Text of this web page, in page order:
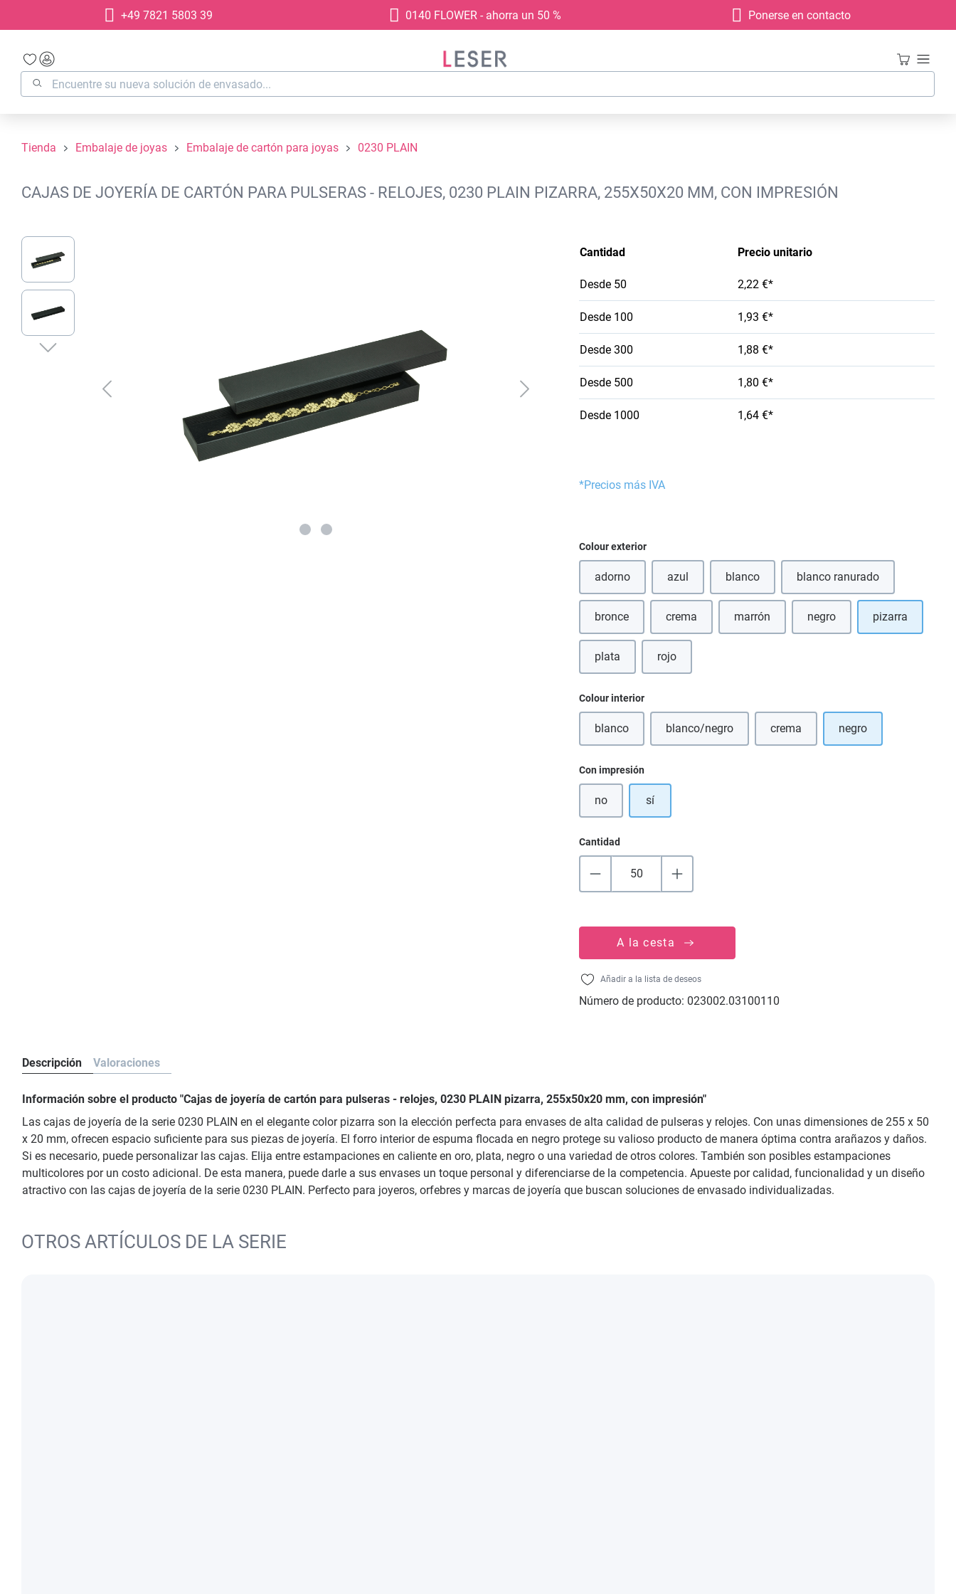
Saltar a la navegación principal
+49 7821 5803 39 0140 FLOWER - ahorra un 50 % Ponerse en contacto
Tienda Embalaje de joyas Embalaje de cartón para joyas 0230 PLAIN
CAJAS DE JOYERÍA DE CARTÓN PARA PULSERAS - RELOJES, 0230 PLAIN PIZARRA, 255X50X20 MM, CON IMPRESIÓN
Omitir galería de imágenes
Cantidad Precio unitario
Desde 50 2,22 €*
Desde 100 1,93 €*
Desde 300 1,88 €*
Desde 500 1,80 €*
Desde 1000 1,64 €*
*Precios más IVA
Seleccione
Colour exterior
adorno azul(Esta opción no está disponible en este momento.)
blanco(Esta opción no está disponible en este
blanco ranurado
bronce(Esta opción no está disponible en este momento.)
crema(Esta opción no está disponible en este momento.)
marrón(Esta opción no está disponible en este
negro pizarra
plata rojo
Seleccione
Colour interior
blanco(Esta opción no está disponible en este momento.)
blanco/negro(Esta opción no está disponible en este momento.)
crema(Esta opción no está disponible en
negro
Seleccione
Con impresión
no sí
Cantidad
A la cesta
Añadir a la lista de deseos
Número de producto: 023002.03100110
Descripción Valoraciones
Información sobre el producto "Cajas de joyería de cartón para pulseras - relojes, 0230 PLAIN pizarra, 255x50x20 mm, con impresión"
Las cajas de joyería de la serie 0230 PLAIN en el elegante color pizarra son la elección perfecta para envases de alta calidad de pulseras y relojes. Con unas dimensiones de 255 x 50
x 20 mm, ofrecen espacio suficiente para sus piezas de joyería. El forro interior de espuma flocada en negro protege su valioso producto de manera óptima contra arañazos y daños.
Si es necesario, puede personalizar las cajas. Elija entre estampaciones en caliente en oro, plata, negro o una variedad de otros colores. También son posibles estampaciones
multicolores por un costo adicional. De esta manera, puede darle a sus envases un toque personal y diferenciarse de la competencia. Apueste por calidad, funcionalidad y un diseño
atractivo con las cajas de joyería de la serie 0230 PLAIN. Perfecto para joyeros, orfebres y marcas de joyería que buscan soluciones de envasado individualizadas.
OTROS ARTÍCULOS DE LA SERIE